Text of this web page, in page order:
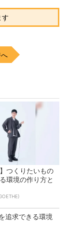
す
】つくりたいもの
環境の作り方と
追求できる環境